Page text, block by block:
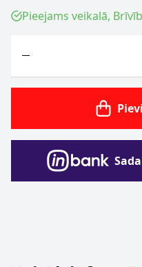
Pieejams veikalā,